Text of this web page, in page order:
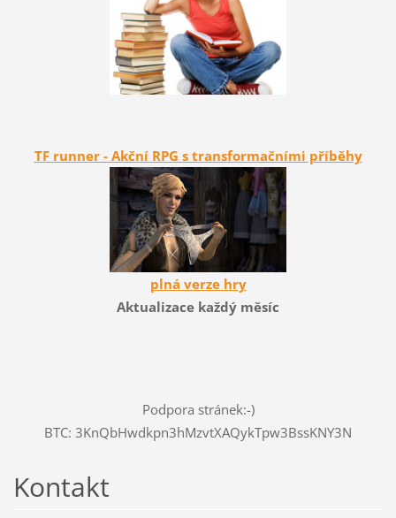
TF runner - Akční RPG s transformačními příběhy
plná verze hry
Aktualizace každý měsíc
Podpora stránek:-)
BTC: 3KnQbHwdkpn3hMzvtXAQykTpw3BssKNY3N
Kontakt